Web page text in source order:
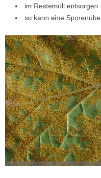
im Restemüll entsorgen
so kann eine